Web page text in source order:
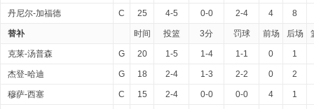
丹尼尔-加福德 C 25 4-5 0-0 2-4 4 8
替补 时间 投篮 3分 罚球 前场 后场
克莱-汤普森 G 20 1-5 1-4 1-1 0 1
杰登-哈迪 G 18 2-4 1-3 2-2 0 2
穆萨-西塞 C 15 2-4 0-0 0-0 4 1